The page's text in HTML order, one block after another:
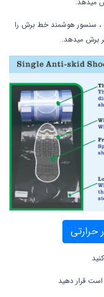
، سنسور هوشمند خط برش را
برش میدهد.
حرارتی
قرار دهید